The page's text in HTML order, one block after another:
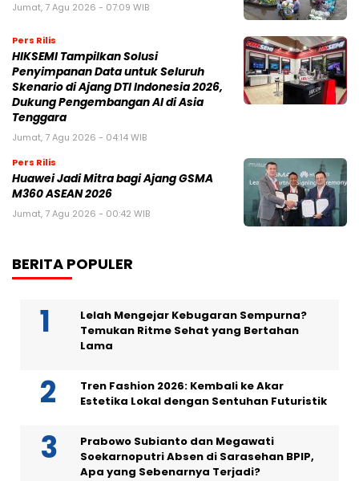
Jumat, 7 Agu 2026 - 07:09 WIB
Pers Rilis
HIKSEMI Tampilkan Solusi
Penyimpanan Data untuk Seluruh
Skenario di Ajang DTI Indonesia 2026,
Dukung Pengembangan AI di Asia
Tenggara
Jumat, 7 Agu 2026 - 04:14 WIB
Pers Rilis
Huawei Jadi Mitra bagi Ajang GSMA
M360 ASEAN 2026
Jumat, 7 Agu 2026 - 00:42 WIB
BERITA POPULER
Lelah Mengejar Kebugaran Sempurna?
Temukan Ritme Sehat yang Bertahan
Lama
Tren Fashion 2026: Kembali ke Akar
Estetika Lokal dengan Sentuhan Futuristik
Prabowo Subianto dan Megawati
Soekarnoputri Absen di Sarasehan BPIP,
Apa yang Sebenarnya Terjadi?